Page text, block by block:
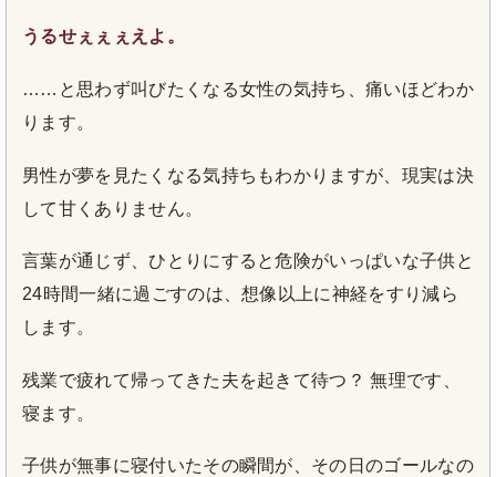
うるせぇぇぇえよ。
……と思わず叫びたくなる女性の気持ち、痛いほどわか
ります。
男性が夢を見たくなる気持ちもわかりますが、現実は決
して甘くありません。
言葉が通じず、ひとりにすると危険がいっぱいな子供と
24時間一緒に過ごすのは、想像以上に神経をすり減ら
します。
残業で疲れて帰ってきた夫を起きて待つ？ 無理です、
寝ます。
子供が無事に寝付いたその瞬間が、その日のゴールなの